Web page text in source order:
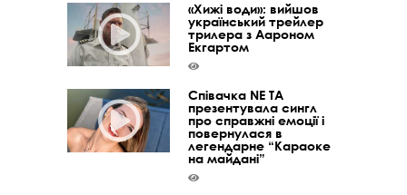
«Хижі води»: вийшов
український трейлер
трилера з Аароном
Екгартом
Співачка NE TA
презентувала сингл
про справжні емоції і
повернулася в
легендарне “Караоке
на майдані”